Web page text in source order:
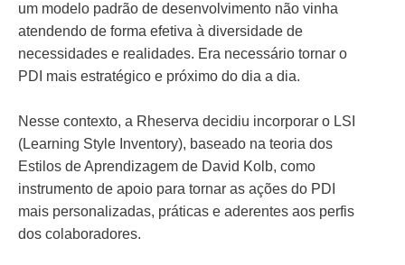
um modelo padrão de desenvolvimento não vinha
atendendo de forma efetiva à diversidade de
necessidades e realidades. Era necessário tornar o
PDI mais estratégico e próximo do dia a dia.
Nesse contexto, a Rheserva decidiu incorporar o LSI
(Learning Style Inventory), baseado na teoria dos
Estilos de Aprendizagem de David Kolb, como
instrumento de apoio para tornar as ações do PDI
mais personalizadas, práticas e aderentes aos perfis
dos colaboradores.